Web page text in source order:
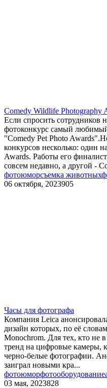
Comedy Wildlife Photography
Если спросить сотрудников
фотоконкурс самый
"Comedy Pet Photo
конкурсов несколько: один
Awards. Работы его
совсем недавно, а другой -
фотоюморсъемка животных
06 октября, 2023905
Часы для фотографа
Компания Leica
дизайн которых, по её
Monochrom. Для тех, кто не
тренд на цифровые камеры,
черно-белые фотографии.
заиграл новыми кра...
фотоюморфотооборудование
03 мая, 2023828